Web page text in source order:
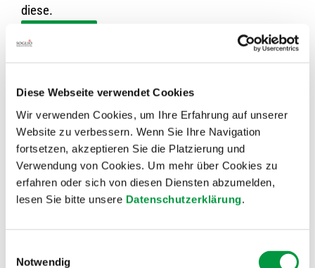
Diese Webseite verwendet Cookies
Wir verwenden Cookies, um Ihre Erfahrung auf unserer
Website zu verbessern. Wenn Sie Ihre Navigation
fortsetzen, akzeptieren Sie die Platzierung und
Verwendung von Cookies. Um mehr über Cookies zu
erfahren oder sich von diesen Diensten abzumelden,
lesen Sie bitte unsere Datenschutzerklärung.
Notwendig
diese.